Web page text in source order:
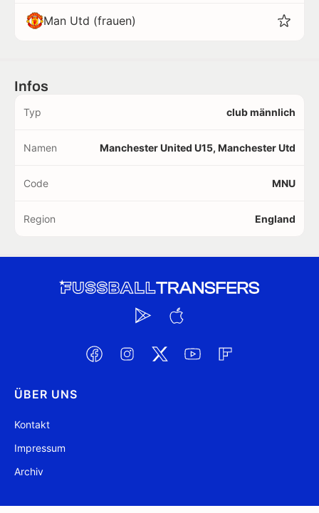
Man Utd (frauen)
Infos
Typ club männlich
Namen Manchester United U15, Manchester Utd
Code MNU
Region England
ÜBER UNS
Kontakt
Impressum
Archiv